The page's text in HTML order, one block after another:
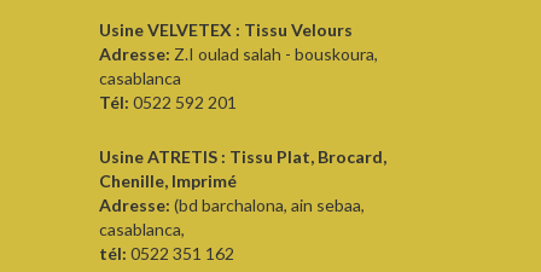
Usine VELVETEX : Tissu Velours
Adresse: Z.I oulad salah - bouskoura,
casablanca
Tél: 0522 592 201
Usine ATRETIS : Tissu Plat, Brocard,
Chenille, Imprimé
Adresse: (bd barchalona, ain sebaa,
casablanca,
tél: 0522 351 162